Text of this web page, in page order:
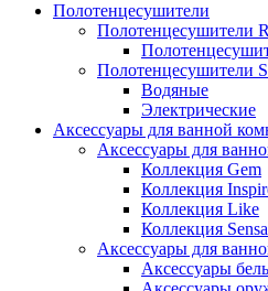
Полотенцесушители
Полотенцесушители
Полотенцесушители
Водяные
Электрические
Аксессуары для ванной
Аксессуары для
Коллекция Gem
Коллекция
Коллекция Like
Коллекция
Аксессуары для
Аксессуары